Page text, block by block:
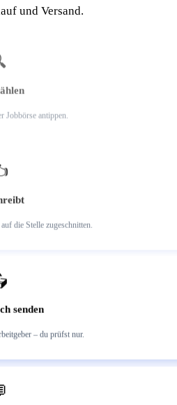
und Versand.
Jobbörse antippen.
die Stelle zugeschnitten.
senden
– du prüfst nur.